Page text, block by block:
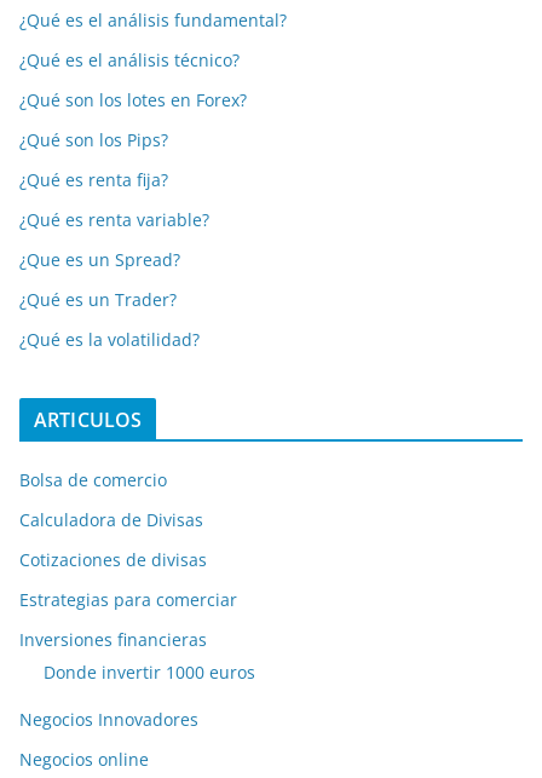
¿Qué es el análisis fundamental?
¿Qué es el análisis técnico?
¿Qué son los lotes en Forex?
¿Qué son los Pips?
¿Qué es renta fija?
¿Qué es renta variable?
¿Que es un Spread?
¿Qué es un Trader?
¿Qué es la volatilidad?
ARTICULOS
Bolsa de comercio
Calculadora de Divisas
Cotizaciones de divisas
Estrategias para comerciar
Inversiones financieras
Donde invertir 1000 euros
Negocios Innovadores
Negocios online